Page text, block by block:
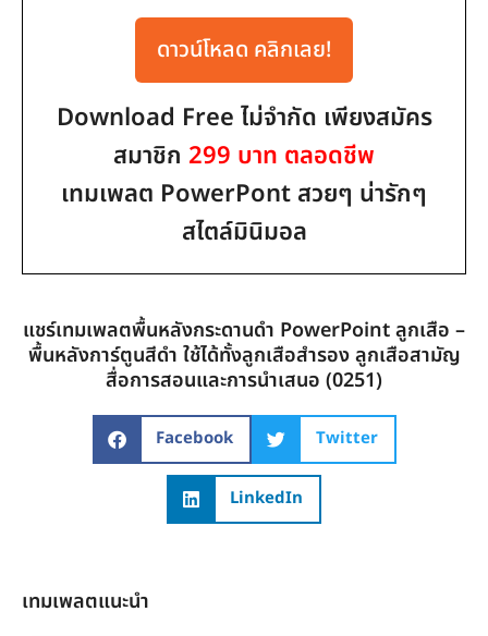
ดาวน์โหลด คลิกเลย!
Download Free ไม่จำกัด เพียงสมัคร
สมาชิก 299 บาท ตลอดชีพ
เทมเพลต PowerPont สวยๆ น่ารักๆ
สไตล์มินิมอล
แชร์เทมเพลตพื้นหลังกระดานดำ PowerPoint ลูกเสือ –
พื้นหลังการ์ตูนสีดำ ใช้ได้ทั้งลูกเสือสำรอง ลูกเสือสามัญ
สื่อการสอนและการนำเสนอ (0251)
Facebook Twitter
LinkedIn
เทมเพลตแนะนำ